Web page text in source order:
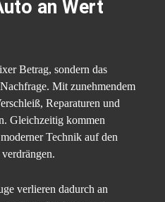
an Wert
Betrag, sondern das
Mit zunehmendem
Reparaturen und
Gleichzeitig kommen
Technik auf den
verlieren dadurch an